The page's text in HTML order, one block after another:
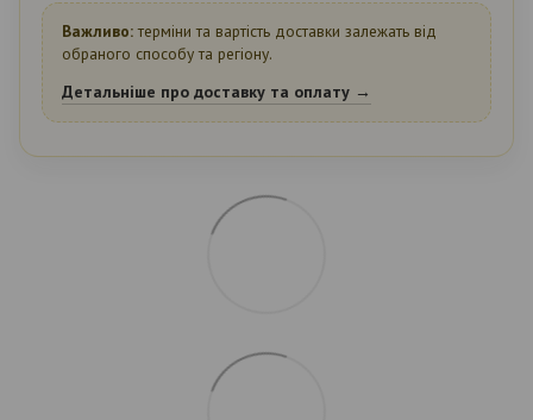
Важливо:терміни та вартість доставки залежать від
обраного способу та регіону.
Детальніше про доставку та оплату →